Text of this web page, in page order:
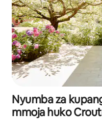
Nyumba za
mmoja huko